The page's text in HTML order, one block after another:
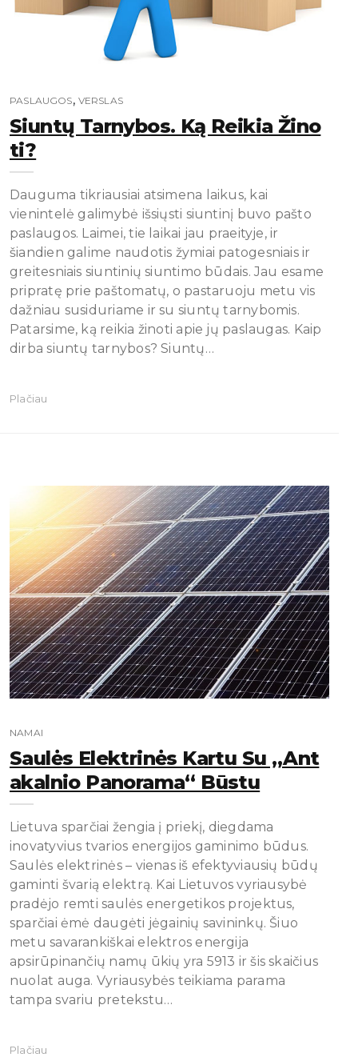
PASLAUGOS, VERSLAS
Siuntų Tarnybos. Ką Reikia Žino
Ti?
Dauguma tikriausiai atsimena laikus, kai
vienintelė galimybė išsiųsti siuntinį buvo pašto
paslaugos. Laimei, tie laikai jau praeityje, ir
šiandien galime naudotis žymiai patogesniais ir
greitesniais siuntinių siuntimo būdais. Jau esame
pripratę prie paštomatų, o pastaruoju metu vis
dažniau susiduriame ir su siuntų tarnybomis.
Patarsime, ką reikia žinoti apie jų paslaugas. Kaip
dirba siuntų tarnybos? Siuntų…
Plačiau
NAMAI
Saulės Elektrinės Kartu Su „Ant
Akalnio Panorama“ Būstu
Lietuva sparčiai žengia į priekį, diegdama
inovatyvius tvarios energijos gaminimo būdus.
Saulės elektrinės – vienas iš efektyviausių būdų
gaminti švarią elektrą. Kai Lietuvos vyriausybė
pradėjo remti saulės energetikos projektus,
sparčiai ėmė daugėti jėgainių savininkų. Šiuo
metu savarankiškai elektros energija
apsirūpinančių namų ūkių yra 5913 ir šis skaičius
nuolat auga. Vyriausybės teikiama parama
tampa svariu pretekstu…
Plačiau